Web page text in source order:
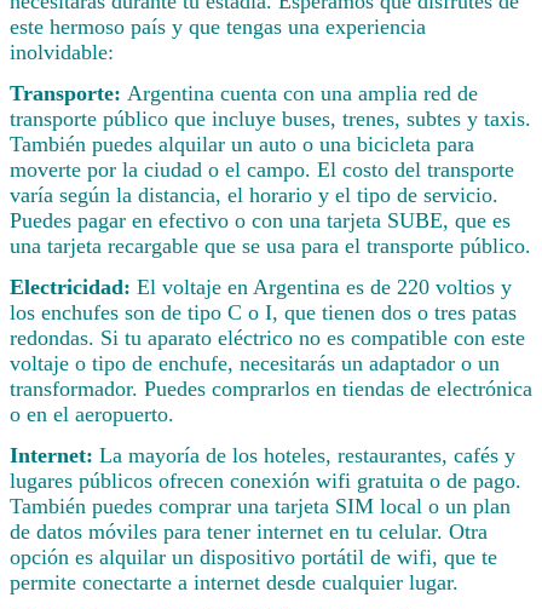
este hermoso país y que tengas una experiencia
inolvidable:
Transporte: Argentina cuenta con una amplia red de
transporte público que incluye buses, trenes, subtes y taxis.
También puedes alquilar un auto o una bicicleta para
moverte por la ciudad o el campo. El costo del transporte
varía según la distancia, el horario y el tipo de servicio.
Puedes pagar en efectivo o con una tarjeta SUBE, que es
una tarjeta recargable que se usa para el transporte público.
Electricidad: El voltaje en Argentina es de 220 voltios y
los enchufes son de tipo C o I, que tienen dos o tres patas
redondas. Si tu aparato eléctrico no es compatible con este
voltaje o tipo de enchufe, necesitarás un adaptador o un
transformador. Puedes comprarlos en tiendas de electrónica
o en el aeropuerto.
Internet: La mayoría de los hoteles, restaurantes, cafés y
lugares públicos ofrecen conexión wifi gratuita o de pago.
También puedes comprar una tarjeta SIM local o un plan
de datos móviles para tener internet en tu celular. Otra
opción es alquilar un dispositivo portátil de wifi, que te
permite conectarte a internet desde cualquier lugar.